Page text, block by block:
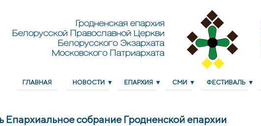
Гродненская епархия
Белорусской Православной Церкви
Белорусского Экзархата
Московского Патриархата
ГЛАВНАЯ НОВОСТИ ЕПАРХИЯ СМИ ФЕСТИВАЛЬ
Епархиальное собрание Гродненской епархии